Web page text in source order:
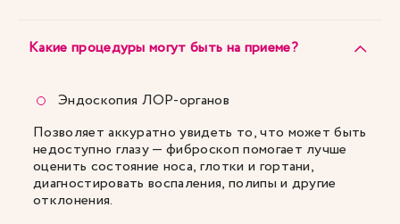
Какие процедуры могут быть на приеме?
Эндоскопия ЛОР-органов
Позволяет аккуратно увидеть то, что может быть
недоступно глазу — фиброскоп помогает лучше
оценить состояние носа, глотки и гортани,
диагностировать воспаления, полипы и другие
отклонения.